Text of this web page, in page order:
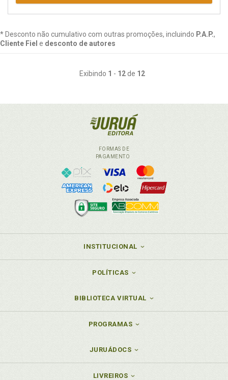
* Desconto não cumulativo com outras promoções, incluindo P.A.P.,
Cliente Fiel e desconto de autores
Exibindo 1 - 12de 12
FORMAS DE
PAGAMENTO
INSTITUCIONAL
POLÍTICAS
BIBLIOTECA VIRTUAL
PROGRAMAS
JURUÁDOCS
LIVREIROS